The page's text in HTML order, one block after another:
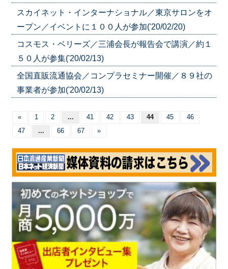
スカイネット・インターナショナル／東京サロンをオ
ープン／イベントに１００人が参加('20/02/20)
コスモス・ベリーズ／三浦会長が報告会で講演／約１
５０人が参集('20/02/13)
全国直販流通協会／コンプラセミナー開催／８９社の
事業者が参加('20/02/13)
« 1 2 ... 41 42 43 44 45
46
47
... 66 67 »